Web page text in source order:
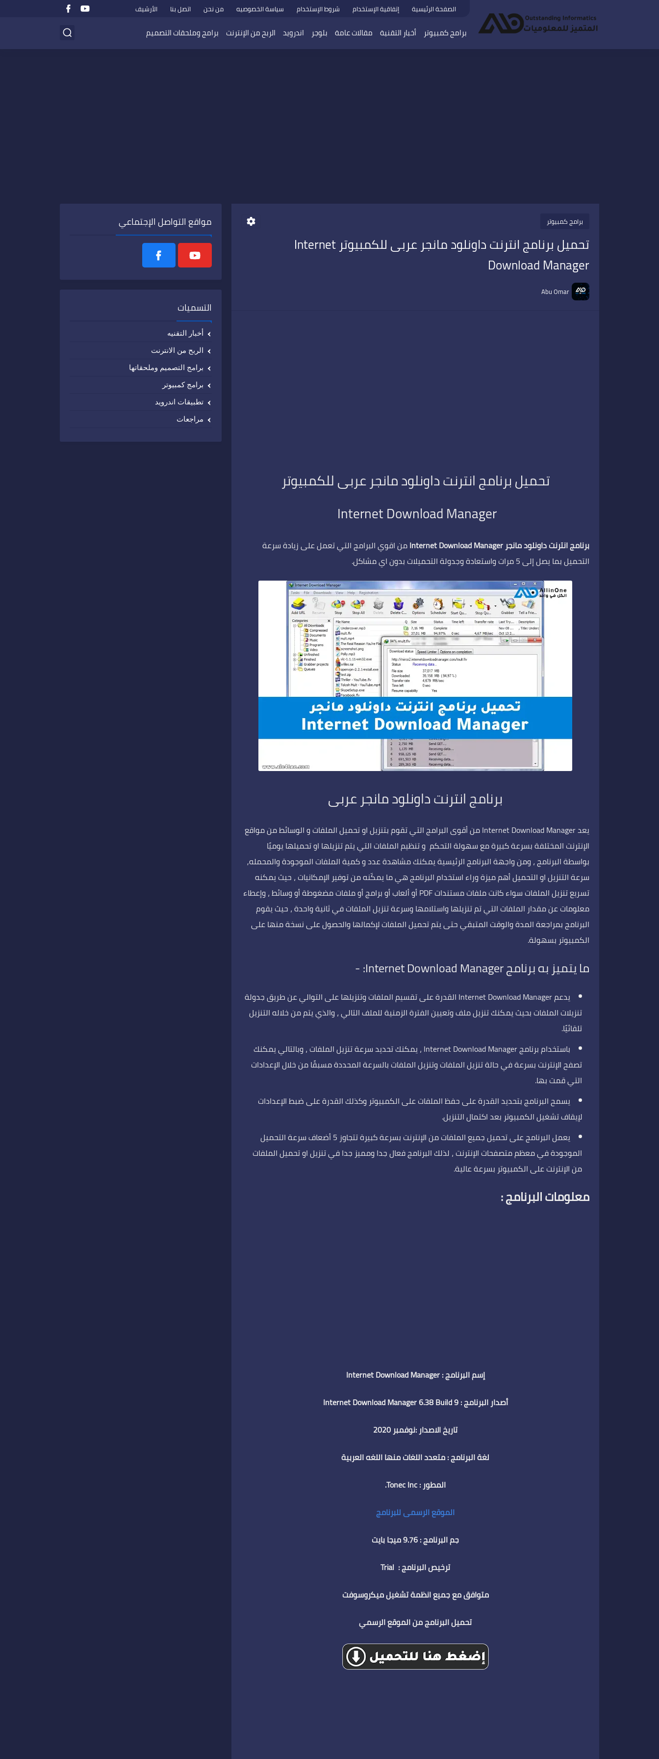
الصفحة الرئيسية إتفاقية الإستخدام شروط الإستخدام سياسة الخصوصيه من نحن اتصل بنا الأرشيف
برامج كمبيوتر أخبار التقنية مقالات عامة بلوجر اندرويد الربح من الإنترنت برامج وملحقات التصميم
برامج كمبيوتر
تحميل برنامج انترنت داونلود مانجر عربى للكمبيوتر Internet
Download Manager
Abu Omar
تحميل برنامج انترنت داونلود مانجر عربى للكمبيوتر
Internet Download Manager
برنامج انترنت داونلود مانجر Internet Download Managerمن اقوي البرامج التي تعمل على زيادة سرعة
التحميل بما يصل إلى 5 مرات واستعادة وجدولة التحميلات بدون اي مشاكل.
برنامج انترنت داونلود مانجر عربى
يعد Internet Download Manager من أقوى البرامج التي تقوم بتنزيل او تحميل الملفات و الوسائط من مواقع
الإنترنت المختلفة بسرعة كبيرة مع سهولة التحكم و تنظيم الملفات التي يتم تنزيلها او تحميلها يوميًا
بواسطة البرنامج ، ومن واجهة البرنامج الرئيسية يمكنك مشاهدة عدد و كمية الملفات الموجودة والمحمله,
سرعة التنزيل او التحميل أهم ميزة وراء استخدام البرنامج هي ما يمكّنه من توفير الإمكانيات ، حيث يمكنه
تسريع تنزيل الملفات سواء كانت ملفات مستندات PDF أو ألعاب أو برامج أو ملفات مضغوطة أو وسائط ، وإعطاء
معلومات عن مقدار الملفات التي تم تنزيلها واستلامها وسرعة تنزيل الملفات في ثانية واحدة ، حيث يقوم
البرنامج بمراجعة المدة والوقت المتبقي حتى يتم تحميل الملفات لإكمالها والحصول على نسخة منها على
الكمبيوتر بسهولة.
ما يتميز به برنامج Internet Download Manager: -
يدعم Internet Download Manager القدرة على تقسيم الملفات وتنزيلها على التوالي عن طريق جدولة
تنزيلات الملفات بحيث يمكنك تنزيل ملف وتعيين الفترة الزمنية للملف التالي ، والذي يتم من خلاله التنزيل
تلقائيًا.
باستخدام برنامج Internet Download Manager ، يمكنك تحديد سرعة تنزيل الملفات ، وبالتالي يمكنك
تصفح الإنترنت بسرعة في حالة تنزيل الملفات وتنزيل الملفات بالسرعة المحددة مسبقًا من خلال الإعدادات
التي قمت بها.
يسمح البرنامج بتحديد القدرة على حفظ الملفات على الكمبيوتر وكذلك القدرة على ضبط الإعدادات
لإيقاف تشغيل الكمبيوتر بعد اكتمال التنزيل.
يعمل البرنامج على تحميل جميع الملفات من الإنترنت بسرعة كبيرة تتجاوز 5 أضعاف سرعة التحميل
الموجودة في معظم متصفحات الإنترنت ، لذلك البرنامج فعال جدا ومميز جدا في تنزيل او تحميل الملفات
من الإنترنت على الكمبيوتر بسرعة عالية.
معلومات البرنامج :
إسم البرنامج : Internet Download Manager
أصدار البرنامج : Internet Download Manager 6.38 Build 9
تاريخ الاصدار :نوفمبر 2020
لغة البرنامج : متعدد اللغات منها اللغه العربية
المطور : Tonec Inc.
الموقع الرسمى للبرنامج
جم البرنامج : 9.76 ميجا بايت
ترخيص البرنامج : Trial
متوافق مع جميع انظمة تشغيل ميكروسوفت
تحميل البرنامج من الموقع الرسمي
مواقع التواصل الإجتماعي
التسميات
أخبار التقنيه
الربح من الانترنت
برامج التصميم وملحقاتها
برامج كمبيوتر
تطبيقات اندرويد
مراجعات